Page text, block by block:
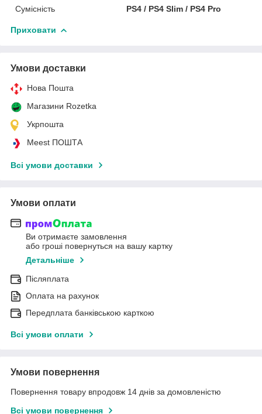
Сумісність
PS4 / PS4 Slim / PS4 Pro
Приховати
Умови доставки
Нова Пошта
Магазини Rozetka
Укрпошта
Meest ПОШТА
Всі умови доставки
Умови оплати
Ви отримаєте замовлення
або гроші повернуться на вашу картку
Детальніше
Післяплата
Оплата на рахунок
Передплата банківською карткою
Всі умови оплати
Умови повернення
Повернення товару впродовж 14 днів за домовленістю
Всі умови повернення